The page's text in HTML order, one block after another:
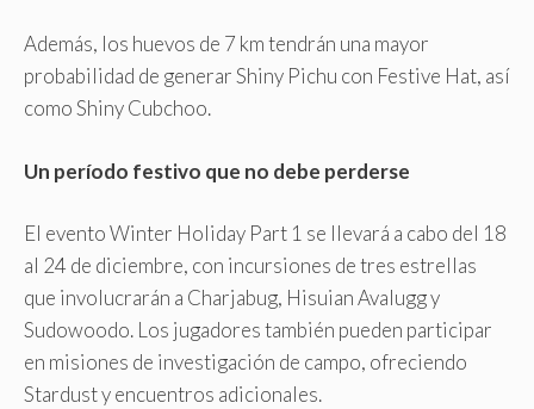
Además, los huevos de 7 km tendrán una mayor
probabilidad de generar Shiny Pichu con Festive Hat, así
como Shiny Cubchoo.
Un período festivo que no debe perderse
El evento Winter Holiday Part 1 se llevará a cabo del 18
al 24 de diciembre, con incursiones de tres estrellas
que involucrarán a Charjabug, Hisuian Avalugg y
Sudowoodo. Los jugadores también pueden participar
en misiones de investigación de campo, ofreciendo
Stardust y encuentros adicionales.